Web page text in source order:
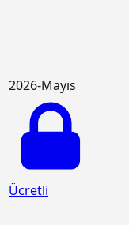
2026-Mayıs
Ücretli